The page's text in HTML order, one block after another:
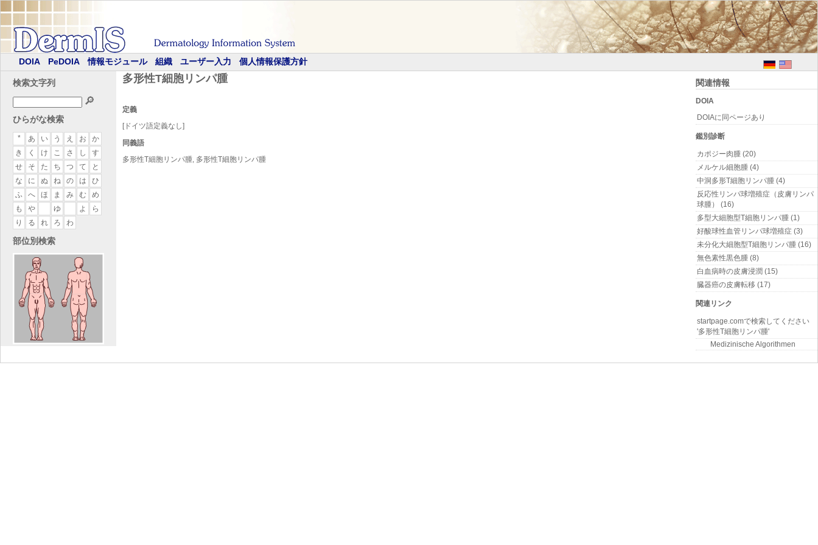
DOIA PeDOIA 情報モジュール 組織 ユーザー入力 個人情報保護方針
検索文字列
🔎
ひらがな検索
* あ い う え お
か
き
く け こ さ し
す
せ
そ た ち つ て
と
な
に ぬ ね の は
ひ
ふ
へ ほ ま み む
め
も
や ゆ よ
ら
り
る れ ろ わ
部位別検索
関連情報
DOIA
DOIAに同ページあり
鑑別診断
カポジー肉腫 (20)
メルケル細胞腫 (4)
中洞多形T細胞リンパ腫 (4)
反応性リンパ球増殖症（皮膚リンパ
球腫） (16)
多型大細胞型T細胞リンパ腫 (1)
好酸球性血管リンパ球増殖症 (3)
未分化大細胞型T細胞リンパ腫 (16)
無色素性黒色腫 (8)
白血病時の皮膚浸潤 (15)
臓器癌の皮膚転移 (17)
関連リンク
startpage.comで検索してください
'多形性T細胞リンパ腫'
Medizinische Algorithmen
多形性T細胞リンパ腫
定義
[ドイツ語定義なし]
同義語
多形性T細胞リンパ腫, 多形性T細胞リンパ腫